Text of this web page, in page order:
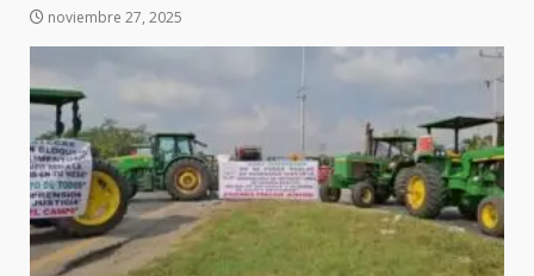
noviembre 27, 2025